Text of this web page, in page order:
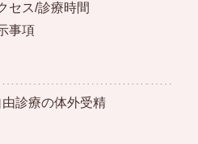
セス/診療時間
事項
由診療の体外受精